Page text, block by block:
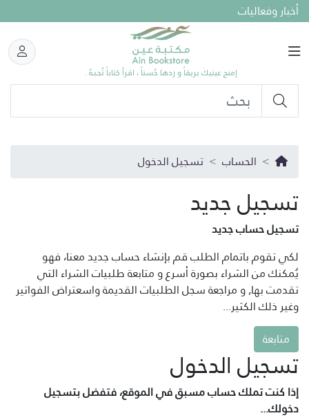
أخبار وفعاليات
إمنح عينيكَ بريقاً و زدها حُسناً ، اقرأ كتاباً تُحِـبـهُ .
الحساب تسجيل الدخول
تسجيل جديد
تسجيل حساب جديد
لكي تقوم باتمام الطلب قم بإنشاء حساب جديد معنا، فهو
يُمكنك من الشراء بصورة أسرع و متابعة طلبيات الشراء التي
تقدمت بها, و مراجعة سجل الطلبيات القديمة واسعتراض الفواتير
وغير ذلك الكثير...
متابعة
تسجيل الدخول
إذا كنت تملك حساب مسبق في الموقع، فتفضل بتسجيل
دخولك...